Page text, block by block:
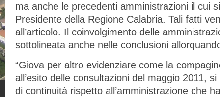
ma anche le precedenti amministrazioni il cui
Presidente della Regione Calabria. Tali fatti
all’articolo. Il coinvolgimento delle
sottolineata anche nelle conclusioni
“Giova per altro evidenziare come la
all’esito delle consultazioni del maggio 2011,
di continuità rispetto all’amministrazione che